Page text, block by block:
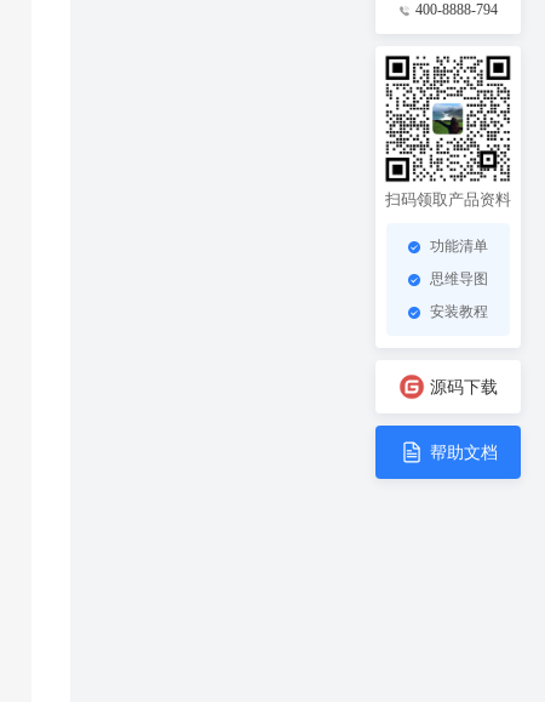
400-8888-794
扫码领取产品资料
功能清单
思维导图
安装教程
源码下载
帮助文档